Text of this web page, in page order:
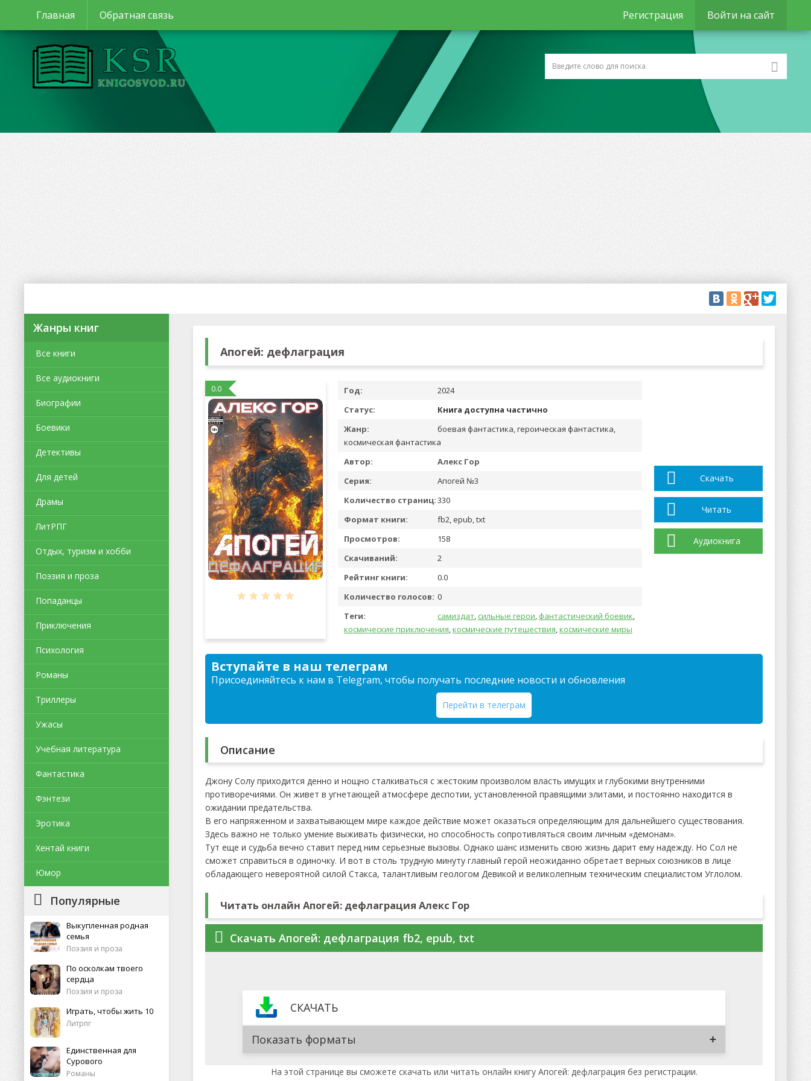
Главная Обратная связь Регистрация Войти на сайт
Жанры книг
Все книги
Все аудиокниги
Биографии
Боевики
Детективы
Для детей
Драмы
ЛитРПГ
Отдых, туризм и хобби
Поэзия и проза
Попаданцы
Приключения
Психология
Романы
Триллеры
Ужасы
Учебная литература
Фантастика
Фэнтези
Эротика
Хентай книги
Юмор
Популярные
Выкупленная родная
семья
Поэзия и проза
По осколкам твоего
сердца
Поэзия и проза
Играть, чтобы жить 10
Литрпг
Единственная для
Сурового
Романы
Апогей: дефлаграция
0.0 Год:
2024
Статус:
Книга доступна частично
Жанр:
боевая фантастика, героическая фантастика,
космическая фантастика
Автор:
Алекс Гор
Серия:
Апогей №3
Количество страниц:330
Формат книги:
fb2, epub, txt
Просмотров:
158
Скачиваний:
2
Рейтинг книги:
0.0
Количество голосов: 0
Теги:
самиздат, сильные герои, фантастический боевик,
космические приключения,космические путешествия,космические миры
Скачать
Читать
Аудиокнига
Вступайте в наш телеграм
Присоединяйтесь к нам в Telegram, чтобы получать последние новости и обновления
Перейти в телеграм
Описание
Джону Солу приходится денно и нощно сталкиваться с жестоким произволом власть имущих и глубокими внутренними
противоречиями. Он живет в угнетающей атмосфере деспотии, установленной правящими элитами, и постоянно находится в
ожидании предательства.
В его напряженном и захватывающем мире каждое действие может оказаться определяющим для дальнейшего существования.
Здесь важно не только умение выживать физически, но способность сопротивляться своим личным «демонам».
Тут еще и судьба вечно ставит перед ним серьезные вызовы. Однако шанс изменить свою жизнь дарит ему надежду. Но Сол не
сможет справиться в одиночку. И вот в столь трудную минуту главный герой неожиданно обретает верных союзников в лице
обладающего невероятной силой Стакса, талантливым геологом Девикой и великолепным техническим специалистом Углолом.
Читать онлайн Апогей: дефлаграция Алекс Гор
Скачать Апогей: дефлаграция fb2, epub, txt
СКАЧАТЬ
Показать форматы
На этой странице вы сможете скачать или читать онлайн книгу Апогей: дефлаграция без регистрации.